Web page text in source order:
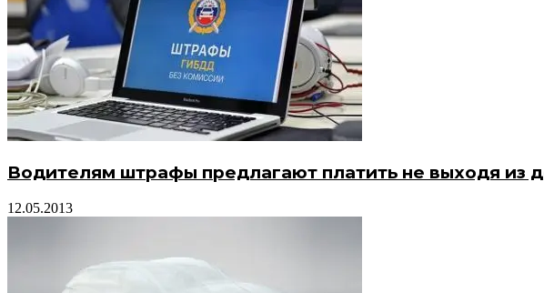
Водителям штрафы предлагают платить не выходя из
12.05.2013